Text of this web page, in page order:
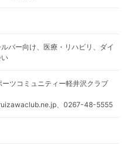
バー向け、医療・リハビリ、ダイ
ーツコミュニティー軽井沢クラブ
、0267-48-5555